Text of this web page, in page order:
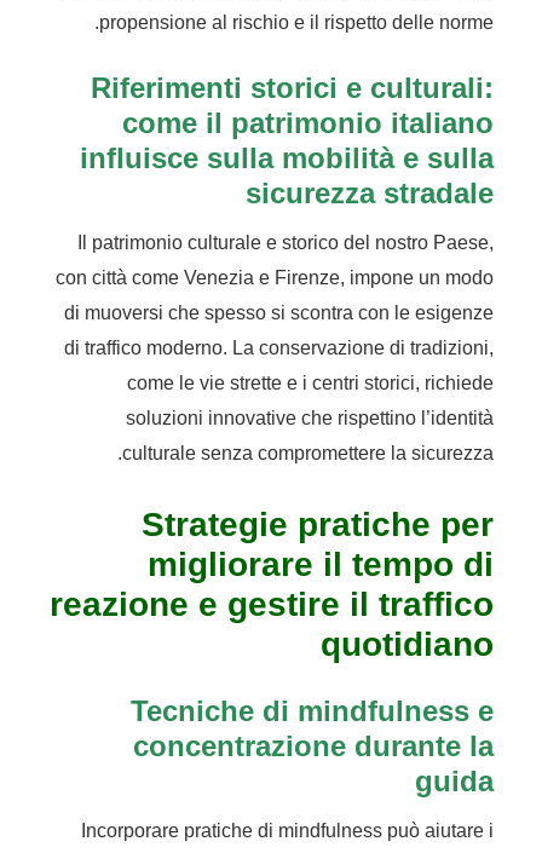
propensione al rischio e il rispetto delle norme.
Riferimenti storici e culturali:
come il patrimonio italiano
influisce sulla mobilità e sulla
sicurezza stradale
Il patrimonio culturale e storico del nostro Paese,
con città come Venezia e Firenze, impone un modo
di muoversi che spesso si scontra con le esigenze
di traffico moderno. La conservazione di tradizioni,
come le vie strette e i centri storici, richiede
soluzioni innovative che rispettino l’identità
culturale senza compromettere la sicurezza.
Strategie pratiche per
migliorare il tempo di
reazione e gestire il traffico
quotidiano
Tecniche di mindfulness e
concentrazione durante la
guida
Incorporare pratiche di mindfulness può aiutare i